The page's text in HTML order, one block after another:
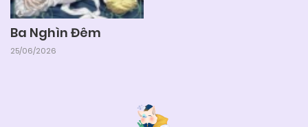
Chapter 24 (H) 23/01/2025
Ba Nghìn Đêm
25/06/2026